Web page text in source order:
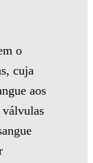
o
cuja
aos
válvulas